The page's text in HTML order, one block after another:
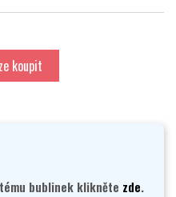
koupit
bublinek klikněte zde.